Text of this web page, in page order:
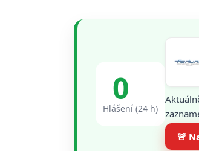
0
Hlášení (24 h)
🚨